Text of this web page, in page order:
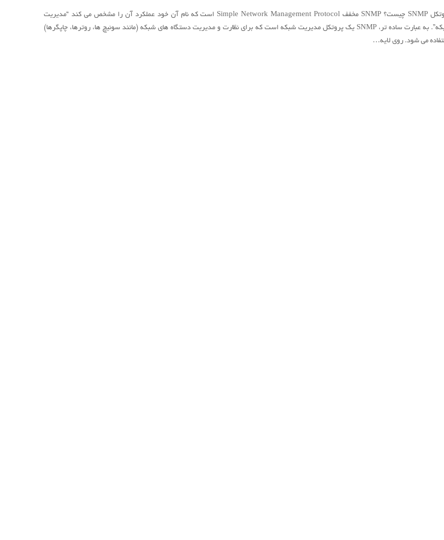
SNMP
پروتکل SNMP چیست؟ SNMP مخفف Simple Network Management Protocol است که نام آن خود عملکرد آن را مشخص می کند “مدیریت
شبکه”. به عبارت ساده تر، SNMP یک پروتکل مدیریت شبکه است که برای نظارت و مدیریت دستگاه های شبکه (مانند سوئیچ ها، روترها، چاپگرها)
می شود. روی لایه…